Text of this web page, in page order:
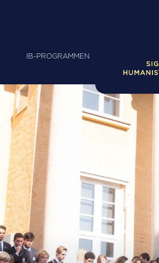
IB-PROGRAMMEN